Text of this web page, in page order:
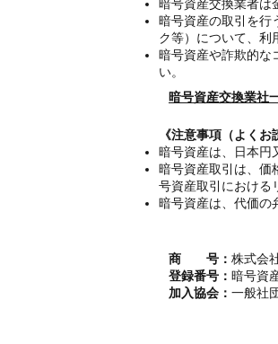
暗号資産交換業者は
暗号資産の取引を行
ク等）について、利
暗号資産や詐欺的な
い。
暗号資産交換業社
《注意事項（よくお
暗号資産は、日本円
暗号資産取引は、価
号資産取引における
暗号資産は、代価の
商 号： 株式会
登録番号： 暗号資
加入協会： 一般社